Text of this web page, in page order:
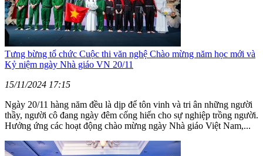
Tưng bừng tổ chức Cuộc thi văn nghệ Chào mừng năm học mới và
Kỷ niệm ngày Nhà giáo VN 20/11
15/11/2024 17:15
Ngày 20/11 hàng năm đều là dịp để tôn vinh và tri ân những người
thầy, người cô đang ngày đêm cống hiến cho sự nghiệp trồng người.
Hưởng ứng các hoạt động chào mừng ngày Nhà giáo Việt Nam,...